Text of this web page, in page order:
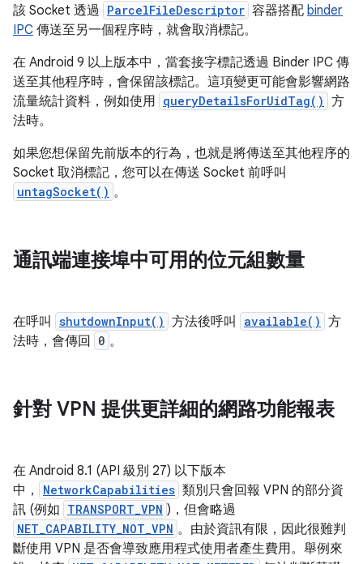
該 Socket 透過 ParcelFileDescriptor 容器搭配 binder
IPC 傳送至另一個程序時，就會取消標記。
在 Android 9 以上版本中，當套接字標記透過 Binder IPC 傳
送至其他程序時，會保留該標記。這項變更可能會影響網路
流量統計資料，例如使用 queryDetailsForUidTag() 方
法時。
如果您想保留先前版本的行為，也就是將傳送至其他程序的
Socket 取消標記，您可以在傳送 Socket 前呼叫
untagSocket() 。
通訊端連接埠中可用的位元組數量
在呼叫 shutdownInput() 方法後呼叫 available() 方
法時，會傳回
0 。
針對 VPN 提供更詳細的網路功能報表
在 Android 8.1 (API 級別 27) 以下版本
中，
NetworkCapabilities 類別只會回報 VPN 的部分資
訊 (例如 TRANSPORT_VPN )，但會略過
NET_CAPABILITY_NOT_VPN 。由於資訊有限，因此很難判
斷使用 VPN 是否會導致應用程式使用者產生費用。舉例來